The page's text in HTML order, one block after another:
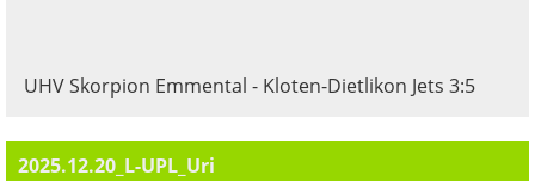
UHV Skorpion Emmental - Kloten-Dietlikon Jets 3:5
2025.12.20_L-UPL_Uri